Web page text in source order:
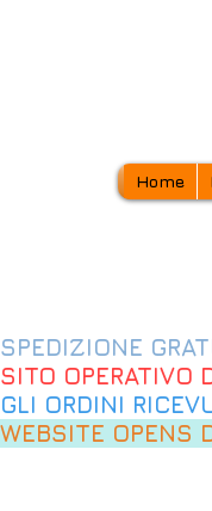
Home
SPEDIZIONE
SITO OPERATIVO
GLI ORDINI
WEBSITE OPENS